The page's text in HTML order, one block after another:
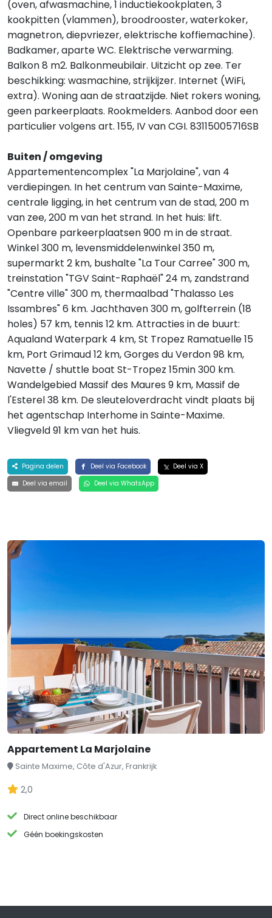
(oven, afwasmachine, 1 inductiekookplaten, 3
kookpitten (vlammen), broodrooster, waterkoker,
magnetron, diepvriezer, elektrische koffiemachine).
Badkamer, aparte WC. Elektrische verwarming.
Balkon 8 m2. Balkonmeubilair. Uitzicht op zee. Ter
beschikking: wasmachine, strijkijzer. Internet (WiFi,
extra). Woning aan de straatzijde. Niet rokers woning,
geen parkeerplaats. Rookmelders. Aanbod door een
particulier volgens art. 155, IV van CGI. 83115005716SB
Buiten / omgeving
Appartementencomplex "La Marjolaine", van 4
verdiepingen. In het centrum van Sainte-Maxime,
centrale ligging, in het centrum van de stad, 200 m
van zee, 200 m van het strand. In het huis: lift.
Openbare parkeerplaatsen 900 m in de straat.
Winkel 300 m, levensmiddelenwinkel 350 m,
supermarkt 2 km, bushalte "La Tour Carree" 300 m,
treinstation "TGV Saint-Raphaël" 24 m, zandstrand
"Centre ville" 300 m, thermaalbad "Thalasso Les
Issambres" 6 km. Jachthaven 300 m, golfterrein (18
holes) 57 km, tennis 12 km. Attracties in de buurt:
Aqualand Waterpark 4 km, St Tropez Ramatuelle 15
km, Port Grimaud 12 km, Gorges du Verdon 98 km,
Navette / shuttle boat St-Tropez 15min 300 km.
Wandelgebied Massif des Maures 9 km, Massif de
l'Esterel 38 km. De sleuteloverdracht vindt plaats bij
het agentschap Interhome in Sainte-Maxime.
Vliegveld 91 km van het huis.
Pagina delen Deel via Facebook
Deel via X
Deel via email
Deel via WhatsApp
Appartement La Marjolaine
Sainte Maxime, Côte d'Azur, Frankrijk
2,0
Direct online beschikbaar
Géén boekingskosten